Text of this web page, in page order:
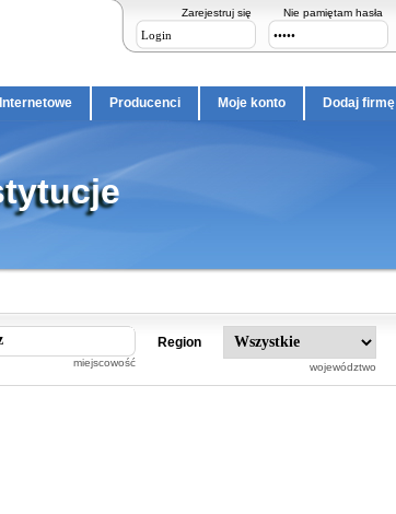
Zarejestruj się Nie pamiętam hasła
Producenci Moje konto Dodaj firmę
miejscowość
Region
województwo